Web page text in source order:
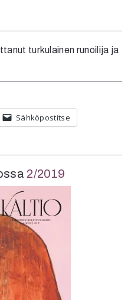
turkulainen runoilija ja
2/2019
Sähköpostitse